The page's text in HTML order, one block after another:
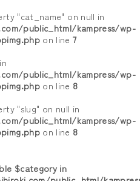
"cat_name" on null in
public_html/kampress/wp-
on line7
public_html/kampress/wp-
on line 8
"slug" on null in
public_html/kampress/wp-
on line 8
$category in